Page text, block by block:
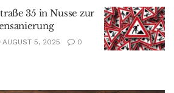
35 in Nusse zur
AUGUST 5, 2025
0